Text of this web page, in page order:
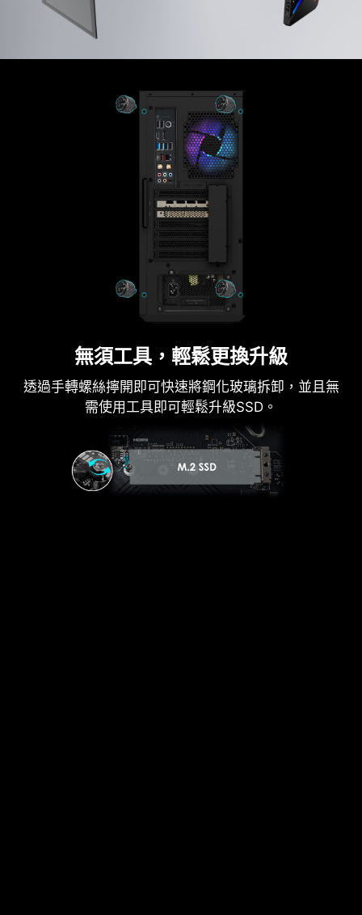
無須工具，輕鬆更換升級
透過手轉螺絲擰開即可快速將鋼化玻璃拆卸，並且無
需使用工具即可輕鬆升級SSD。